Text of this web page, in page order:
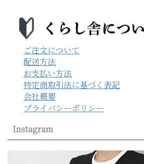
ご注文について
配送方法
お支払い方法
特定商取引法に基づく表記
会社概要
プライバシーポリシー
Instagram